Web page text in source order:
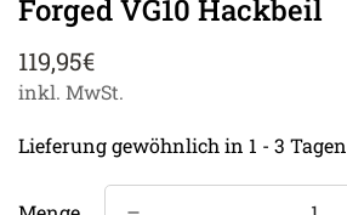
Forged VG10 Hackbeil
Regulärer
Preis
119,95€
inkl. MwSt.
Lieferung gewöhnlich in 1 - 3 Tagen